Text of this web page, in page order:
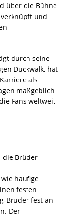
über die Bühne
und
durch seine
Duckwalk, hat
als
maßgeblich
Fans weltweit
die Brüder
häufige
festen
Brüder fest an
Der